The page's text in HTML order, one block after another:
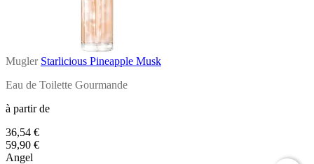
Mugler Starlicious Pineapple Musk
Eau de Toilette Gourmande
à partir de
36,54 €
59,90 €
Angel